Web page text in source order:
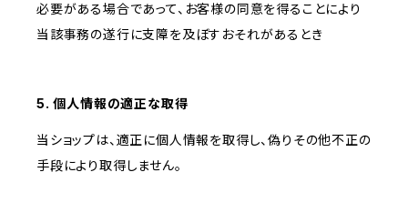
必要がある場合であって、お客様の同意を得ることにより
当該事務の遂行に支障を及ぼすおそれがあるとき
5. 個人情報の適正な取得
当ショップは、適正に個人情報を取得し、偽りその他不正の
手段により取得しません。